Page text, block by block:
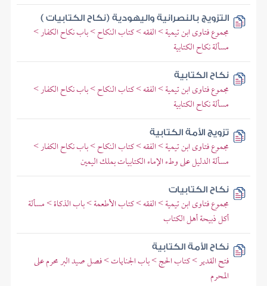
التزويج بالنصرانية واليهودية (نكاح الكتابيات )
مجموع فتاوى ابن تيمية > الفقه > كتاب النكاح > باب نكاح الكفار >
مسألة نكاح الكتابية
نكاح الكتابية
مجموع فتاوى ابن تيمية > الفقه > كتاب النكاح > باب نكاح الكفار >
مسألة نكاح الكتابية
تزويج الأمة الكتابية
مجموع فتاوى ابن تيمية > الفقه > كتاب النكاح > باب نكاح الكفار >
مسألة الدليل على وطء الإماء الكتابيات بملك اليمين
نكاح الكتابيات
مجموع فتاوى ابن تيمية > الفقه > كتاب الأطعمة > باب الذكاة > مسألة
أكل ذبيحة أهل الكتاب
نكاح الأمة الكتابية
فتح القدير > كتاب الحج > باب الجنايات > فصل صيد البر محرم على
المحرم